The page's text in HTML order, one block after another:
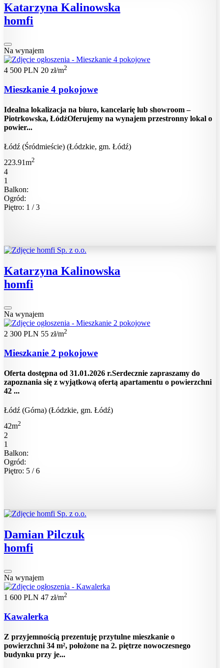
Katarzyna Kalinowska
homfi
Na wynajem
4 500 PLN 20 zł/m2
Mieszkanie 4 pokojowe
Idealna lokalizacja na biuro, kancelarię lub showroom –
Piotrkowska, ŁódźOferujemy na wynajem przestronny lokal o
powier...
Łódź (Śródmieście) (Łódzkie, gm. Łódź)
223.91m2
4
1
Balkon:
Ogród:
Piętro: 1 / 3
Katarzyna Kalinowska
homfi
Na wynajem
2 300 PLN 55 zł/m2
Mieszkanie 2 pokojowe
Oferta dostępna od 31.01.2026 r.Serdecznie zapraszamy do
zapoznania się z wyjątkową ofertą apartamentu o powierzchni
42 ...
Łódź (Górna) (Łódzkie, gm. Łódź)
42m2
2
1
Balkon:
Ogród:
Piętro: 5 / 6
Damian Pilczuk
homfi
Na wynajem
1 600 PLN 47 zł/m2
Kawalerka
Z przyjemnością prezentuję przytulne mieszkanie o
powierzchni 34 m², położone na 2. piętrze nowoczesnego
budynku przy je...